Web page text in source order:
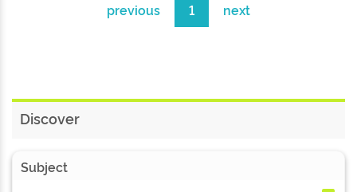
previous 1 next
Discover
Subject